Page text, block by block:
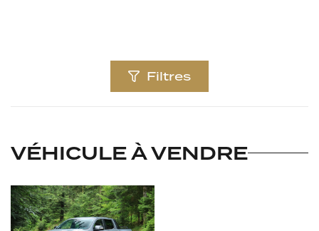
Filtres
VÉHICULE À VENDRE